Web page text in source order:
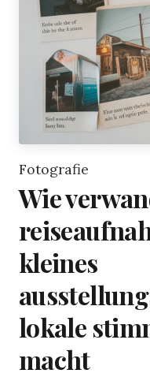
Fotografie
Wie
kleines
lokale
macht